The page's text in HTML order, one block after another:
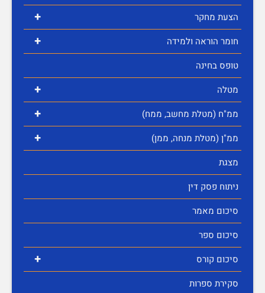
+ הצעת מחקר
+
חומר הוראה ולמידה
טופס בחינה
+ מטלה
+ ממ"ח (מטלת מחשב, ממח)
+
ממ"ן (מטלת מנחה, ממן)
מצגת
ניתוח פסק דין
סיכום מאמר
סיכום ספר
+
סיכום קורס
סקירת ספרות